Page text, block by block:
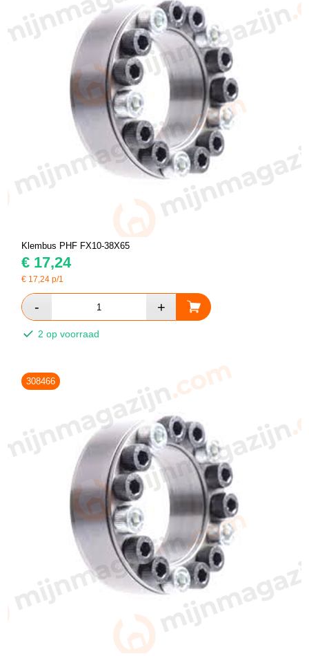
Klembus PHF FX10-38X65
€ 17,24
€ 17,24 p/1
2 op voorraad
308466